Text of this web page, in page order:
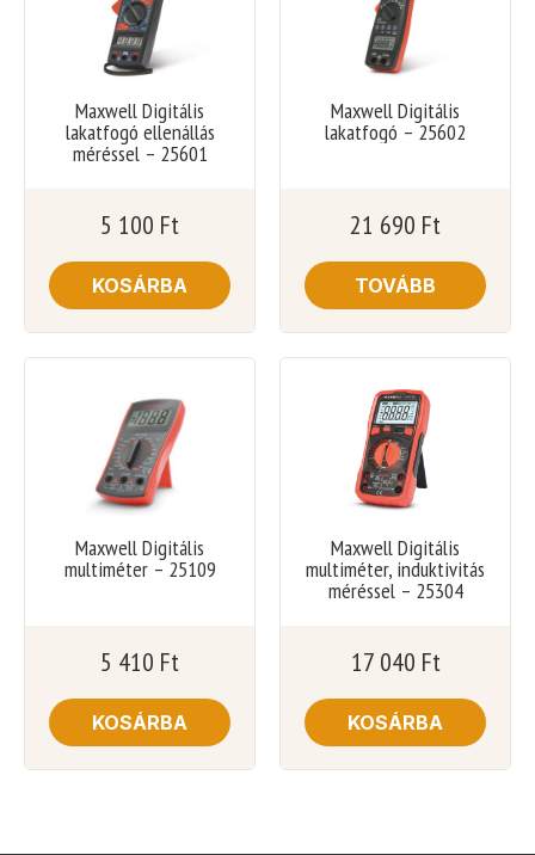
Maxwell Digitális
lakatfogó ellenállás
méréssel – 25601
5 100 Ft
KOSÁRBA
Maxwell Digitális
lakatfogó – 25602
21 690 Ft
TOVÁBB
Maxwell Digitális
multiméter – 25109
5 410 Ft
KOSÁRBA
Maxwell Digitális
multiméter, induktivitás
méréssel – 25304
17 040 Ft
KOSÁRBA